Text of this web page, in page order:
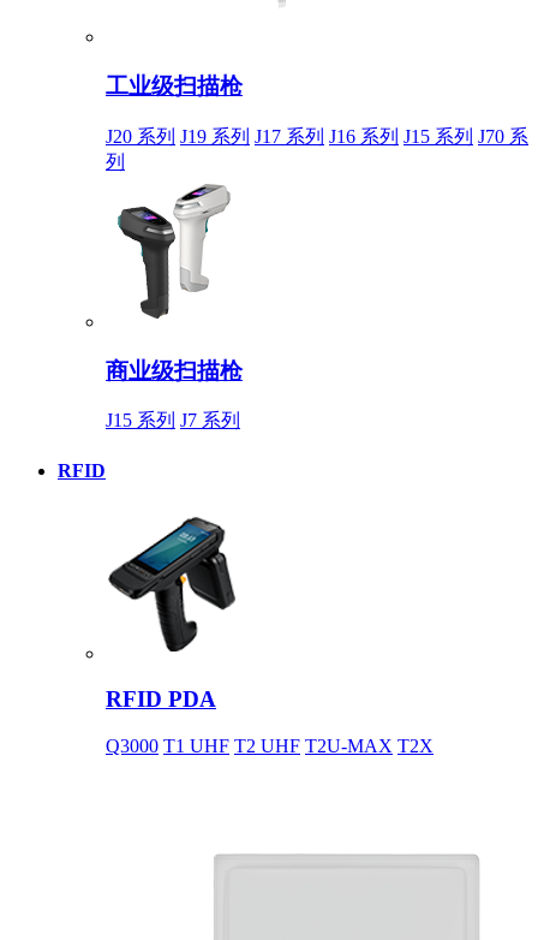
工业级扫描枪
J20 系列 J19 系列 J17 系列 J16 系列 J15 系列 J70 系
列
商业级扫描枪
J15 系列 J7 系列
RFID
RFID PDA
Q3000 T1 UHF T2 UHF T2U-MAX T2X